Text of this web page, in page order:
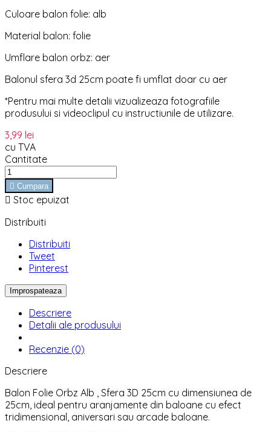
Culoare balon folie: alb
Material balon: folie
Umflare balon orbz: aer
Balonul sfera 3d 25cm poate fi umflat doar cu aer
*Pentru mai multe detalii vizualizeaza fotografiile
produsului si videoclipul cu instructiunile de utilizare.
3,99 lei
cu TVA
Cantitate
 Cumpara
 Stoc epuizat
Distribuiti
Distribuiti
Tweet
Pinterest
Descriere
Detalii ale produsului
Recenzie (0)
Descriere
Balon Folie Orbz Alb , Sfera 3D 25cm cu dimensiunea de
25cm, ideal pentru aranjamente din baloane cu efect
tridimensional, aniversari sau arcade baloane.